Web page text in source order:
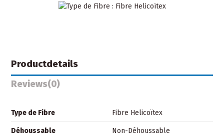
Productdetails
Reviews(0)
Type de Fibre Fibre Helicoïtex
Déhoussable Non-Déhoussable